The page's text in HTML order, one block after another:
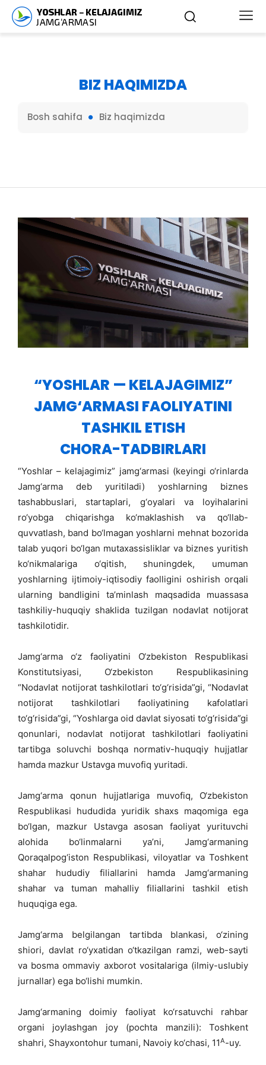
BIZ HAQIMIZDA
Bosh sahifa Biz haqimizda
“YOSHLAR — KELAJAGIMIZ”
JAMG‘ARMASI FAOLIYATINI
TASHKIL ETISH
CHORA-TADBIRLARI
“Yoshlar – kelajagimiz” jamg‘armasi (keyingi o‘rinlarda
Jamg‘arma deb yuritiladi) yoshlarning biznes
tashabbuslari, startaplari, g‘oyalari va loyihalarini
ro‘yobga chiqarishga ko‘maklashish va qo‘llab-
quvvatlash, band bo‘lmagan yoshlarni mehnat bozorida
talab yuqori bo‘lgan mutaxassisliklar va biznes yuritish
ko‘nikmalariga o‘qitish, shuningdek, umuman
yoshlarning ijtimoiy-iqtisodiy faolligini oshirish orqali
ularning bandligini ta’minlash maqsadida muassasa
tashkiliy-huquqiy shaklida tuzilgan nodavlat notijorat
tashkilotidir.
Jamg‘arma o‘z faoliyatini O‘zbekiston Respublikasi
Konstitutsiyasi, O‘zbekiston Respublikasining
“Nodavlat notijorat tashkilotlari to‘g‘risida”gi, “Nodavlat
notijorat tashkilotlari faoliyatining kafolatlari
to‘g‘risida”gi, “Yoshlarga oid davlat siyosati to‘g‘risida”gi
qonunlari, nodavlat notijorat tashkilotlari faoliyatini
tartibga soluvchi boshqa normativ-huquqiy hujjatlar
hamda mazkur Ustavga muvofiq yuritadi.
Jamg‘arma qonun hujjatlariga muvofiq, O‘zbekiston
Respublikasi hududida yuridik shaxs maqomiga ega
bo‘lgan, mazkur Ustavga asosan faoliyat yurituvchi
alohida bo‘linmalarni ya’ni, Jamg‘armaning
Qoraqalpog‘iston Respublikasi, viloyatlar va Toshkent
shahar hududiy filiallarini hamda Jamg‘armaning
shahar va tuman mahalliy filiallarini tashkil etish
huquqiga ega.
Jamg‘arma belgilangan tartibda blankasi, o‘zining
shiori, davlat ro‘yxatidan o‘tkazilgan ramzi, web-sayti
va bosma ommaviy axborot vositalariga (ilmiy-uslubiy
jurnallar) ega bo‘lishi mumkin.
Jamg‘armaning doimiy faoliyat ko‘rsatuvchi rahbar
organi joylashgan joy (pochta manzili): Toshkent
shahri, Shayxontohur tumani, Navoiy ko‘chasi, 11A-uy.